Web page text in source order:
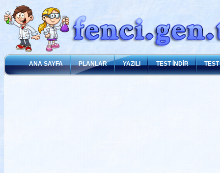
ANA SAYFA PLANLAR YAZILI TEST İNDİR